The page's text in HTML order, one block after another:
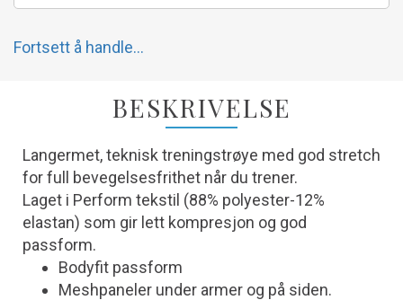
Fortsett å handle...
BESKRIVELSE
Langermet, teknisk treningstrøye med god stretch
for full bevegelsesfrithet når du trener.
Laget i Perform tekstil (88% polyester-12%
elastan) som gir lett kompresjon og god
passform.
Bodyfit passform
Meshpaneler under armer og på siden.